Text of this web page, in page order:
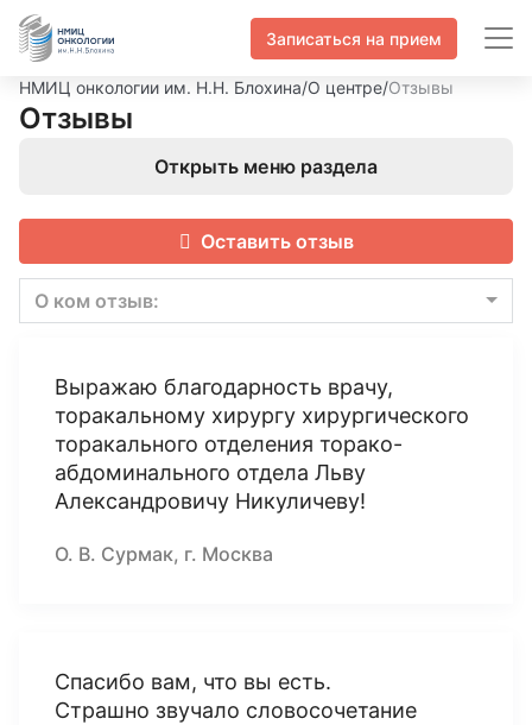
Записаться на прием
НМИЦ онкологии им. Н.Н. Блохина/О центре/Отзывы
Отзывы
Открыть меню раздела
Оставить отзыв
О ком отзыв:
Выражаю благодарность врачу,
торакальному хирургу хирургического
торакального отделения торако-
абдоминального отдела Льву
Александровичу Никуличеву!
О. В. Сурмак, г. Москва
Спасибо вам, что вы есть.
Страшно звучало словосочетание